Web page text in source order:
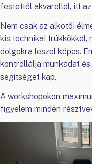
festettél akvarellel, itt
Nem csak az alkotói
kis technikai trükkökkel,
dolgokra leszel képes.
kontrollálja munkádat
segítséget kap.
A workshopokon
figyelem minden